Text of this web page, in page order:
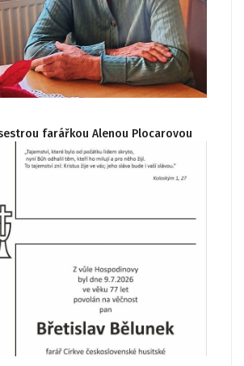
farářkou Alenou Plocarovou